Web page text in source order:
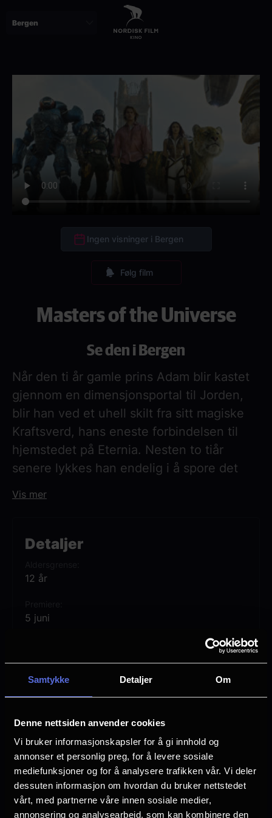
Samtykke Detaljer Om
Denne nettsiden anvender cookies
Vi bruker informasjonskapsler for å gi innhold og
annonser et personlig preg, for å levere sosiale
mediefunksjoner og for å analysere trafikken vår. Vi deler
dessuten informasjon om hvordan du bruker nettstedet
vårt, med partnerne våre innen sosiale medier,
annonsering og analysearbeid, som kan kombinere den
Detaljer
12 år
5 juni
Regi
Travis Knight
Vurdering: (135 stemmer 74.84%)
Rollebesetning
Morena Baccarin
Charlotte Riley
Nicholas Galitzine
Se mer
Ingen visninger i Bergen
Følg film
Masters of the Universe
Se den i Bergen
Når den ti år gamle prins Adam blir kastet
gjennom en dimensjonsportal til Jorden,
blir han ved et uhell skilt fra sitt magiske
Kraftsverd, hans eneste forbindelsen til
hjemstedet på Eternia. Nesten to tiår
senere lykkes han endelig i å spore det
For å beseire en så mektig fiende må prins
sin egen fortid – og tre frem som He-Man:
av Travis Knight, og har Nicholas Galitzine,
sentrale roller.
Vis mer